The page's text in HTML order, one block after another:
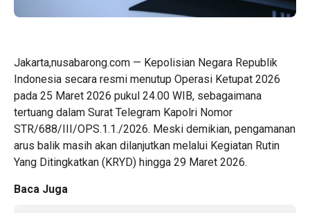
Jakarta,nusabarong.com — Kepolisian Negara Republik
Indonesia secara resmi menutup Operasi Ketupat 2026
pada 25 Maret 2026 pukul 24.00 WIB, sebagaimana
tertuang dalam Surat Telegram Kapolri Nomor
STR/688/III/OPS.1.1./2026. Meski demikian, pengamanan
arus balik masih akan dilanjutkan melalui Kegiatan Rutin
Yang Ditingkatkan (KRYD) hingga 29 Maret 2026.
Baca Juga